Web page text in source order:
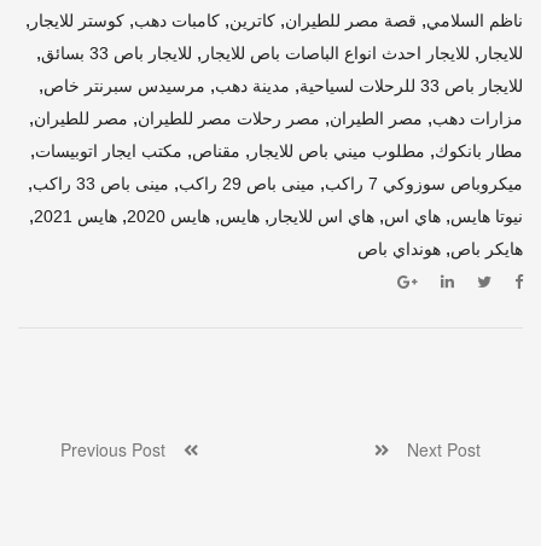
ناظم السلامي, قصة مصر للطيران, كاترين, كامبات دهب, كوستر للايجار ,
للايجار , للايجار احدث انواع الباصات باص للايجار , للايجار باص 33 بسائق ,
للايجار باص 33 للرحلات لسياحية , مدينة دهب, مرسيدس سبرنتر خاص,
مزارات دهب, مصر الطيران, مصر رحلات مصر للطيران, مصر للطيران,
مطار بانكوك, مطلوب ميني باص للايجار , مقناص, مكتب ايجار اتوبيسات,
ميكروباص سوزوكي 7 راكب , مينى باص 29 راكب , مينى باص 33 راكب ,
نيوتا هايس, هاي اس, هاي اس للايجار , هايس, هايس 2020 , هايس 2021 ,
هايكر باص, هونداي باص
Next Post